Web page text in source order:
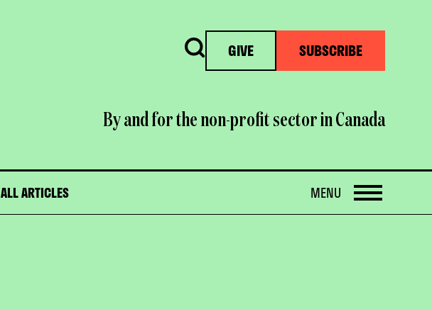
Search GIVE SUBSCRIBE
By and for the non-profit sector in Canada
ALL ARTICLES OPEN
MENU